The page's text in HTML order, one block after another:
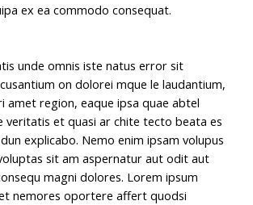
ex ea commodo consequat.
unde omnis iste natus error sit
on dolorei mque le laudantium,
amet region, eaque ipsa quae abtel
veritatis et quasi ar chite tecto beata es
explicabo. Nemo enim ipsam volupus
sit am aspernatur aut odit aut
magni dolores. Lorem ipsum
nemores oportere affert quodsi